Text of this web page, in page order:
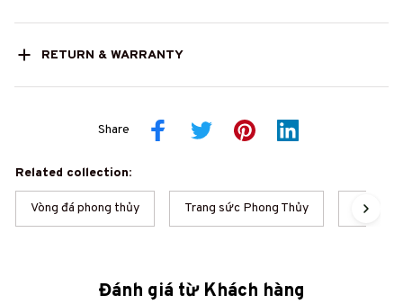
RETURN & WARRANTY
Share
Related collection:
Vòng đá phong thủy Trang sức Phong Thủy Phong
Đánh giá từ Khách hàng